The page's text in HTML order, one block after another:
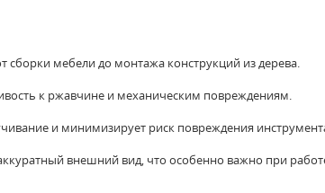
сборки мебели до монтажа конструкций из дерева.
к ржавчине и механическим повреждениям.
и минимизирует риск повреждения
внешний вид, что особенно важно при